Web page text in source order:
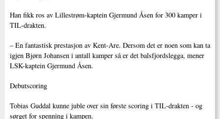
Han fikk ros av Lillestrøm-kaptein Gjermund Åsen for 300 kamper i
TIL-drakten.
– En fantastisk prestasjon av Kent-Are. Dersom det er noen som kan ta
igjen Bjørn Johansen i antall kamper så er det balsfjordslegga, mener
LSK-kaptein Gjermund Åsen.
Debutscoring
Tobias Guddal kunne juble over sin første scoring i TIL-drakten - og
sørget for spenning i kampen.